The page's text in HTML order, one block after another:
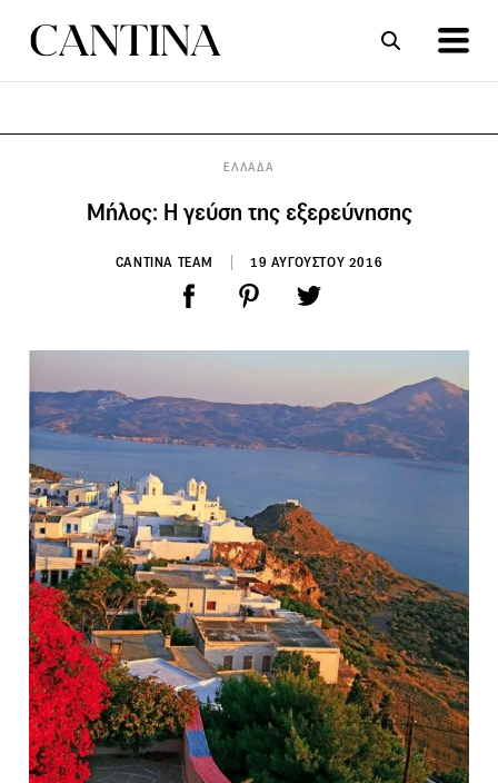
ΕΛΛΑΔΑ
Μήλος: Η γεύση της εξερεύνησης
CANTINA TEAM 19 ΑΥΓΟΥΣΤΟΥ 2016